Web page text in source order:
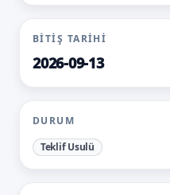
BITIŞ TARIHI
2026-09-13
DURUM
Teklif Usulü